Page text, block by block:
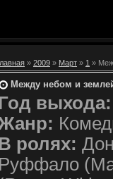
» 2009 » Март » 1 »
Между небом и
выхода:
ролях:
Руффало